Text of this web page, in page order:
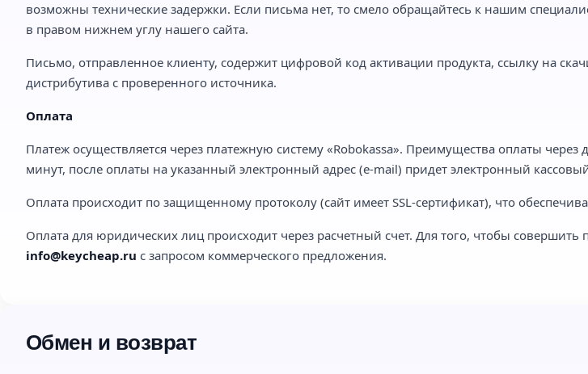
возможны технические задержки. Если письма нет, то смело обращайтесь к нашим
в правом нижнем углу нашего сайта.
Письмо, отправленное клиенту, содержит цифровой код активации продукта, ссылку на
дистрибутива с проверенного источника.
Оплата
Платеж осуществляется через платежную систему «Robokassa». Преимущества оплаты
минут, после оплаты на указанный электронный адрес (e-mail) придет электронный
Оплата происходит по защищенному протоколу (сайт имеет SSL-сертификат), что
Оплата для юридических лиц происходит через расчетный счет. Для того, чтобы
info@keycheap.ru с запросом коммерческого предложения.
Обмен и возврат